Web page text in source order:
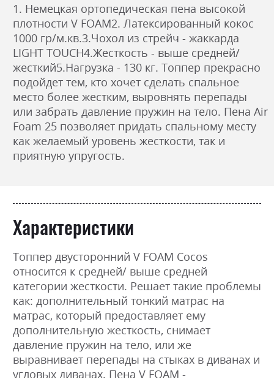
1. Немецкая ортопедическая пена высокой
плотности V FOAM2. Латексированный кокос
1000 гр/м.кв.3.Чохол из стрейч - жаккарда
LIGHT TOUCH4.Жесткость - выше средней/
жесткий5.Нагрузка - 130 кг. Топпер прекрасно
подойдет тем, кто хочет сделать спальное
место более жестким, выровнять перепады
или забрать давление пружин на тело. Пена Air
Foam 25 позволяет придать спальному месту
как желаемый уровень жесткости, так и
приятную упругость.
Характеристики
Топпер двусторонний V FOAM Cocos
относится к средней/ выше средней
категории жесткости. Решает такие проблемы
как: дополнительный тонкий матрас на
матрас, который предоставляет ему
дополнительную жесткость, снимает
давление пружин на тело, или же
выравнивает перепады на стыках в диванах и
угловых диванах. Пена V FOAM -